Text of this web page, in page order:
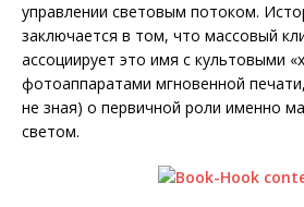
управлении световым потоком.
заключается в том, что массовый
ассоциирует это имя с культовыми
фотоаппаратами мгновенной
не зная) о первичной роли именно
светом.